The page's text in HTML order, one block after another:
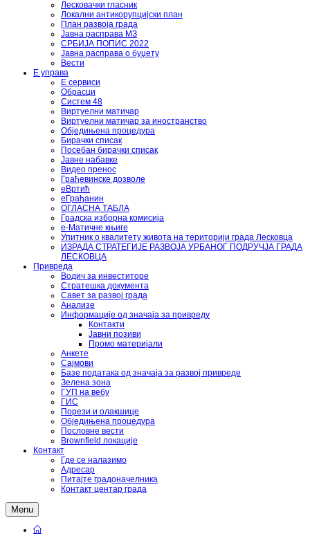
Лесковачки гласник
Локални антикорупцијски план
План развоја града
Јавна расправа МЗ
СРБИЈА ПОПИС 2022
Јавна расправа о буџету
Вести
Е управа
Е сервиси
Обрасци
Систем 48
Виртуелни матичар
Виртуелни матичар за иностранство
Обједињена процедура
Бирачки списак
Посебан бирачки списак
Јавне набавке
Видео пренос
Грађевинске дозволе
еВртић
еГрађанин
ОГЛАСНА ТАБЛА
Градска изборна комисија
е-Матичне књиге
Упитник о квалитету живота на територији града Лесковца
ИЗРАДА СТРАТЕГИЈЕ РАЗВОЈА УРБАНОГ ПОДРУЧЈА ГРАДА
ЛЕСКОВЦА
Привреда
Водич за инвеститоре
Стратешка документа
Савет за развој града
Анализе
Информације од значаја за привреду
Контакти
Јавни позиви
Промо материјали
Анкете
Сајмови
Базе података од значаја за развој привреде
Зелена зона
ГУП на вебу
ГИС
Порези и олакшице
Обједињена процедура
Пословне вести
Brownfield локације
Контакт
Где се налазимо
Адресар
Питајте градоначелника
Контакт центар града
Menu